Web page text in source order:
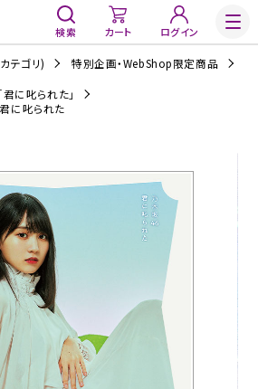
検索 カート ログイン
テゴリ)
特別企画・WebShop限定商品
に叱られた」
に叱られた